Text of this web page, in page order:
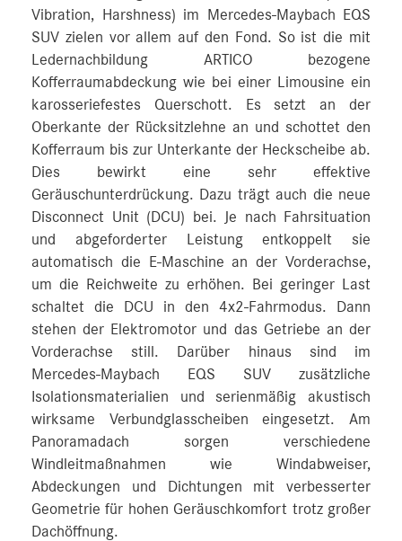
Vibration, Harshness) im Mercedes-Maybach EQS
SUV zielen vor allem auf den Fond. So ist die mit
Ledernachbildung ARTICO bezogene
Kofferraumabdeckung wie bei einer Limousine ein
karosseriefestes Querschott. Es setzt an der
Oberkante der Rücksitzlehne an und schottet den
Kofferraum bis zur Unterkante der Heckscheibe ab.
Dies bewirkt eine sehr effektive
Geräuschunterdrückung. Dazu trägt auch die neue
Disconnect Unit (DCU) bei. Je nach Fahrsituation
und abgeforderter Leistung entkoppelt sie
automatisch die E-Maschine an der Vorderachse,
um die Reichweite zu erhöhen. Bei geringer Last
schaltet die DCU in den 4x2-Fahrmodus. Dann
stehen der Elektromotor und das Getriebe an der
Vorderachse still. Darüber hinaus sind im
Mercedes-Maybach EQS SUV zusätzliche
Isolationsmaterialien und serienmäßig akustisch
wirksame Verbundglasscheiben eingesetzt. Am
Panoramadach sorgen verschiedene
Windleitmaßnahmen wie Windabweiser,
Abdeckungen und Dichtungen mit verbesserter
Geometrie für hohen Geräuschkomfort trotz großer
Dachöffnung.